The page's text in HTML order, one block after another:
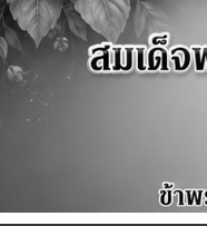
วยงาน
นมา
มูลพื้นฐาน